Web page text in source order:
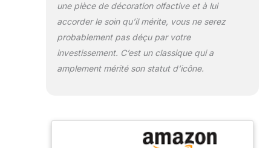
une pièce de décoration olfactive et à lui
accorder le soin qu’il mérite, vous ne serez
probablement pas déçu par votre
investissement. C’est un classique qui a
amplement mérité son statut d’icône.